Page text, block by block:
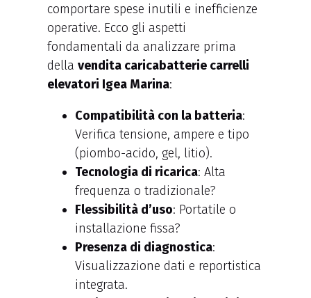
comportare spese inutili e inefficienze
operative. Ecco gli aspetti
fondamentali da analizzare prima
della vendita caricabatterie carrelli
elevatori Igea Marina:
Compatibilità con la batteria:
Verifica tensione, ampere e tipo
(piombo-acido, gel, litio).
Tecnologia di ricarica: Alta
frequenza o tradizionale?
Flessibilità d’uso: Portatile o
installazione fissa?
Presenza di diagnostica:
Visualizzazione dati e reportistica
integrata.